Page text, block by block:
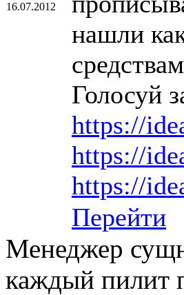
16.07.2012
нашли
Голосуй
https://
https://
https://
Перейти
Менеджер
каждый пилит